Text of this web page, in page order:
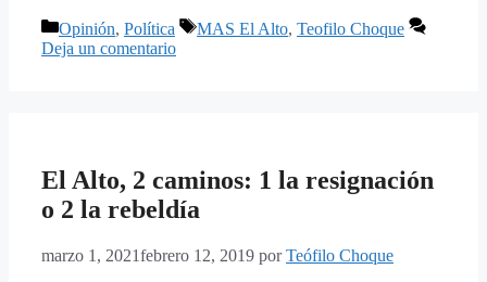
Categorías
Opinión, Política Etiquetas
MAS El Alto, Teofilo Choque
Deja un comentario
El Alto, 2 caminos: 1 la resignación
o 2 la rebeldía
marzo 1, 2021febrero 12, 2019 porTeófilo Choque